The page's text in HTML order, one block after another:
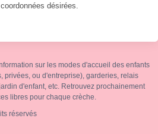
désirées.
sur les modes d'accueil des enfants
privées, ou d'entreprise), garderies, relais
d'enfant, etc. Retrouvez prochainement
libres pour chaque crèche.
réservés